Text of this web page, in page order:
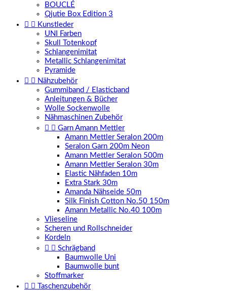
BOUCLÉ
Qjutie Box Edition 3
  Kunstleder
UNI Farben
Skull Totenkopf
Schlangenimitat
Metallic Schlangenimitat
Pyramide
  Nähzubehör
Gummiband / Elasticband
Anleitungen & Bücher
Wolle Sockenwolle
Nähmaschinen Zubehör
  Garn Amann Mettler
Amann Mettler Seralon 200m
Seralon Garn 200m Neon
Amann Mettler Seralon 500m
Amann Mettler Seralon 30m
Elastic Nähfaden 10m
Extra Stark 30m
Amanda Nähseide 50m
Silk Finish Cotton No.50 150m
Amann Metallic No.40 100m
Vlieseline
Scheren und Rollschneider
Kordeln
  Schrägband
Baumwolle Uni
Baumwolle bunt
Stoffmarker
 
Taschenzubehör